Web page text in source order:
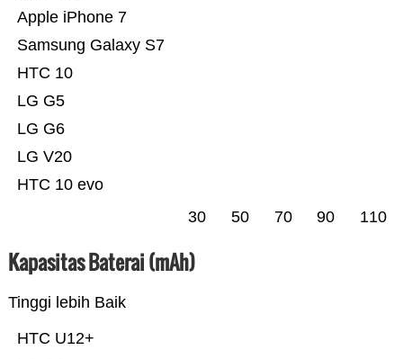
HTC 10 evo
LG V20
LG G6
LG G5
HTC 10
Samsung Galaxy S7
Apple iPhone 7
30 50 70 90 110
Kapasitas Baterai (mAh)
Tinggi lebih Baik
HTC U12+